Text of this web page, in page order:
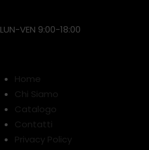
LUN-VEN 9:00-18:00
Home
Chi Siamo
Catalogo
Contatti
Privacy Policy